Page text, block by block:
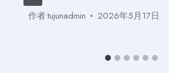
作者tujunadmin 2026年5月17日